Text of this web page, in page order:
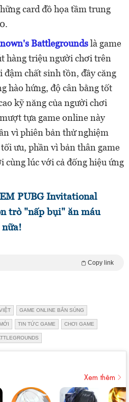
card đồ họa tầm trung
Battlegroundslà game
hàng triệu người chơi trên
chất sinh tồn, đầy căng
hào hứng, độ cân bằng tốt
kỹ năng của người chơi
tựa game online này
vì phiên bản thử nghiệm
ưu, phần vì bản thân game
cùng lúc với cả đống hiệu ứng
PUBG Invitational
trò "nấp bụi" ăn máu
nữa!
Copy link
GAME ONLINE BẮN SÚNG
TIN TỨC GAME CHƠI GAME
Xem thêm